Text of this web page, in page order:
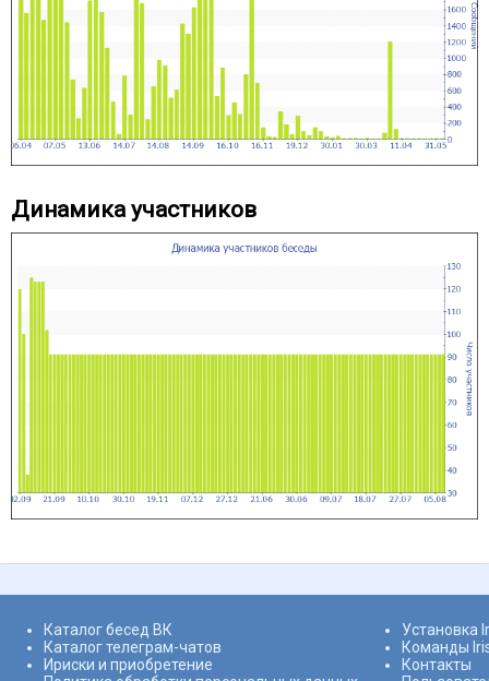
Динамика участников
Каталог бесед ВК
Каталог телеграм-чатов
Ириски и приобретение
Установка
Команды
Контакты